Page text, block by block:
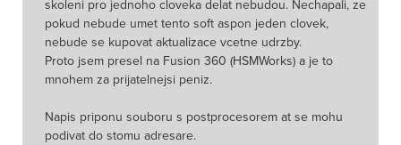
skoleni pro jednoho cloveka delat nebudou. Nechapali, ze
pokud nebude umet tento soft aspon jeden clovek,
nebude se kupovat aktualizace vcetne udrzby.
Proto jsem presel na Fusion 360 (HSMWorks) a je to
mnohem za prijatelnejsi peniz.
Napis priponu souboru s postprocesorem at se mohu
podivat do stomu adresare.